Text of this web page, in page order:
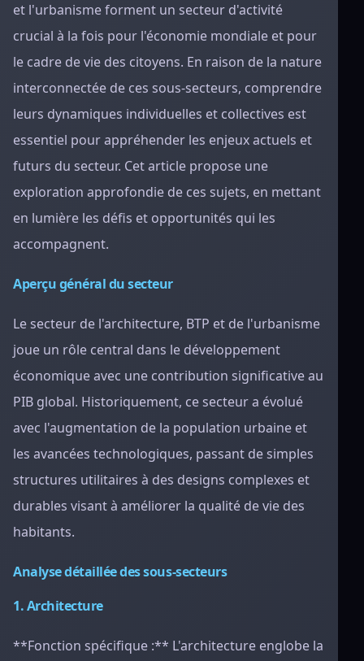
et l'urbanisme forment un secteur d'activité
crucial à la fois pour l'économie mondiale et pour
le cadre de vie des citoyens. En raison de la nature
interconnectée de ces sous-secteurs, comprendre
leurs dynamiques individuelles et collectives est
essentiel pour appréhender les enjeux actuels et
futurs du secteur. Cet article propose une
exploration approfondie de ces sujets, en mettant
en lumière les défis et opportunités qui les
accompagnent.
Aperçu général du secteur
Le secteur de l'architecture, BTP et de l'urbanisme
joue un rôle central dans le développement
économique avec une contribution significative au
PIB global. Historiquement, ce secteur a évolué
avec l'augmentation de la population urbaine et
les avancées technologiques, passant de simples
structures utilitaires à des designs complexes et
durables visant à améliorer la qualité de vie des
habitants.
Analyse détaillée des sous-secteurs
1. Architecture
**Fonction spécifique :** L'architecture englobe la